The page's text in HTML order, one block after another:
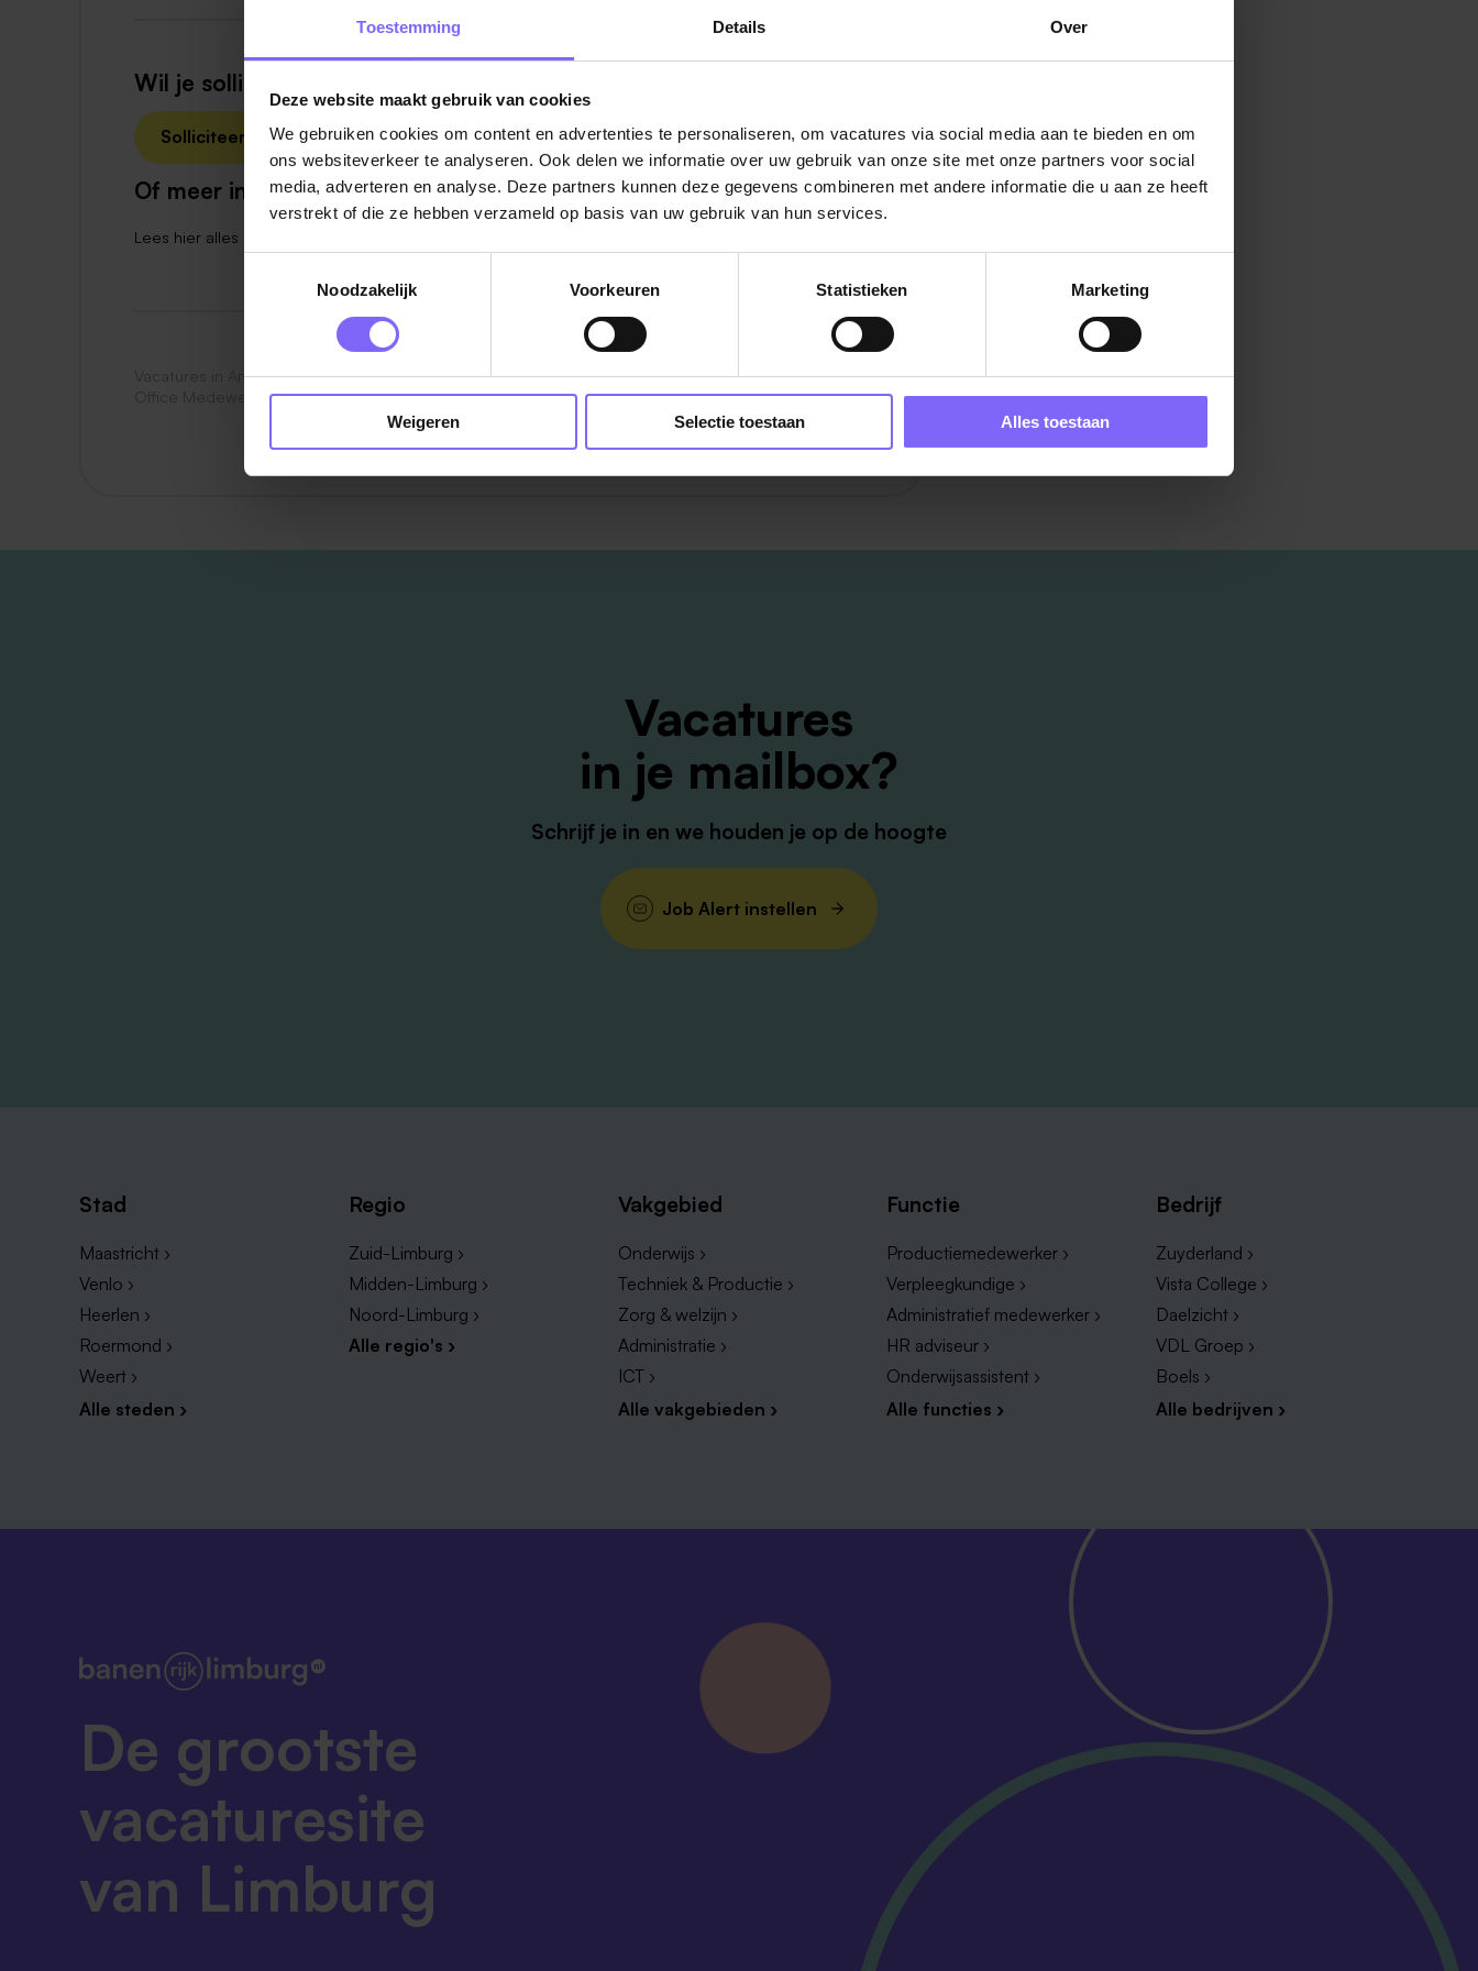
Toestemming Details Over
Deze website maakt gebruik van cookies
We gebruiken cookies om content en advertenties te personaliseren, om vacatures via social media aan te bieden en om
ons websiteverkeer te analyseren. Ook delen we informatie over uw gebruik van onze site met onze partners voor social
media, adverteren en analyse. Deze partners kunnen deze gegevens combineren met andere informatie die u aan ze heeft
verstrekt of die ze hebben verzameld op basis van uw gebruik van hun services.
Noodzakelijk
Voorkeuren Statistieken Marketing
Weigeren Selectie toestaan Alles toestaan
Wil je solliciteren?
Solliciteer nu
Of meer informatie?
Lees hier alles over
Vacatures in America|Vacatures in Noord Limburg|Horeca vacatures in Limburg|Vacatures Front
Office Medewerker in Limburg|Vacatures Bediening in Limburg
Vacatures
in je mailbox?
Schrijf je in en we houden je op de hoogte
Job Alert instellen
Stad
Maastricht ›
Venlo ›
Heerlen ›
Roermond ›
Weert ›
Alle steden ›
Regio
Zuid-Limburg ›
Midden-Limburg ›
Noord-Limburg ›
Alle regio's ›
Vakgebied
Onderwijs ›
Techniek & Productie ›
Zorg & welzijn ›
Administratie ›
ICT ›
Alle vakgebieden ›
Functie
Productiemedewerker ›
Verpleegkundige ›
Administratief medewerker ›
HR adviseur ›
Onderwijsassistent ›
Alle functies ›
Bedrijf
Zuyderland ›
Vista College ›
Daelzicht ›
VDL Groep ›
Boels ›
Alle bedrijven ›
De grootste
vacaturesite
van Limburg